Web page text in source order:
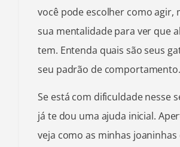
você pode escolher como agir,
sua mentalidade para ver que
tem. Entenda quais são seus
seu padrão de comportamento.
Se está com dificuldade nesse
já te dou uma ajuda inicial.
veja como as minhas